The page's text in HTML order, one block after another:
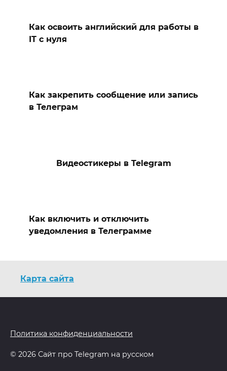
Как освоить английский для работы в
IT с нуля
Как закрепить сообщение или запись
в Телеграм
Видеостикеры в Telegram
Как включить и отключить
уведомления в Телеграмме
Карта сайта
Политика конфиденциальности
© 2026 Сайт про Telegram на русском